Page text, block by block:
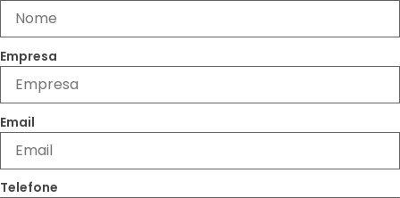
Empresa
Email
Telefone